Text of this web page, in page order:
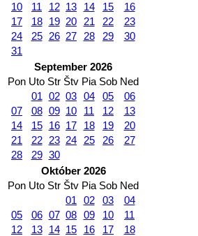
10
11 12 13 14 15
16
17
18 19 20 21 22
23
24
25 26 27 28 29
30
31
September 2026
Pon Uto Str Štv Pia Sob Ned
01 02 03 04 05
06
07
08 09 10 11 12
13
14
15 16 17 18 19
20
21
22 23 24 25 26
27
28
29 30
Október 2026
Pon Uto Str Štv Pia Sob Ned
01
02 03
04
05
06 07 08 09 10
11
12
13 14 15 16 17
18